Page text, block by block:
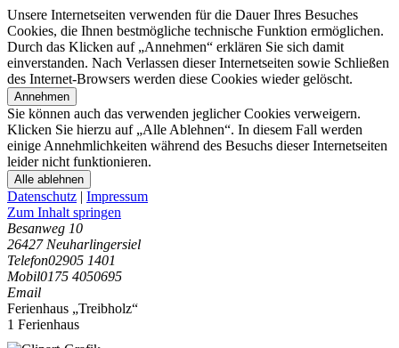
Unsere Internetseiten verwenden für die Dauer Ihres Besuches
Cookies, die Ihnen bestmögliche technische Funktion ermöglichen.
Durch das Klicken auf „Annehmen“ erklären Sie sich damit
einverstanden. Nach Verlassen dieser Internetseiten sowie Schließen
des Internet-Browsers werden diese Cookies wieder gelöscht.
Annehmen
Sie können auch das verwenden jeglicher Cookies verweigern.
Klicken Sie hierzu auf „Alle Ablehnen“. In diesem Fall werden
einige Annehmlichkeiten während des Besuchs dieser Internetseiten
leider nicht funktionieren.
Alle ablehnen
Datenschutz | Impressum
Zum Inhalt springen
Besanweg 10
26427 Neuharlingersiel
Telefon02905 1401
Mobil0175 4050695
Email
Ferienhaus „Treibholz“
1 Ferienhaus